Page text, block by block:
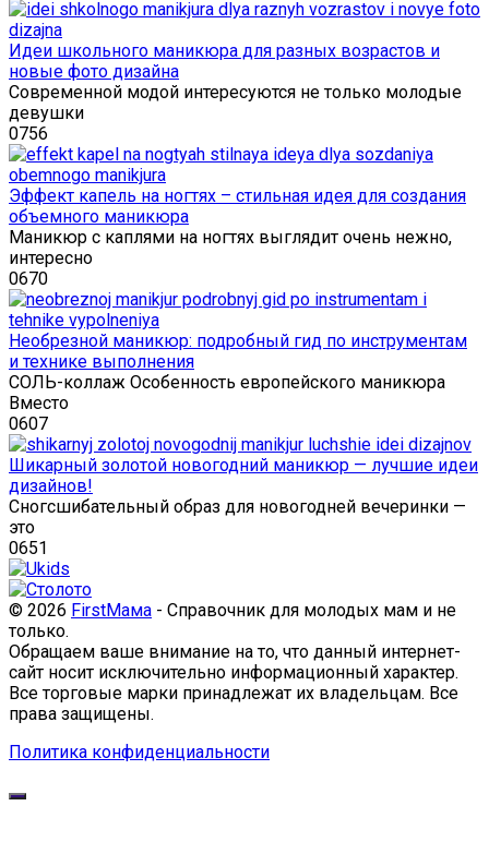
Идеи школьного маникюра для разных возрастов и
новые фото дизайна
Современной модой интересуются не только молодые
девушки
0756
Эффект капель на ногтях – стильная идея для создания
объемного маникюра
Маникюр с каплями на ногтях выглядит очень нежно,
интересно
0670
Необрезной маникюр: подробный гид по инструментам
и технике выполнения
СОЛЬ-коллаж Особенность европейского маникюра
Вместо
0607
Шикарный золотой новогодний маникюр — лучшие идеи
дизайнов!
Сногсшибательный образ для новогодней вечеринки —
это
0651
© 2026 FirstМама - Справочник для молодых мам и не
только.
Обращаем ваше внимание на то, что данный интернет-
сайт носит исключительно информационный характер.
Все торговые марки принадлежат их владельцам. Все
права защищены.
Политика конфиденциальности